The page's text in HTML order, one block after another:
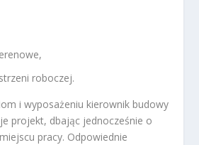
roboczej.
i wyposażeniu kierownik budowy
projekt, dbając jednocześnie o
pracy. Odpowiednie